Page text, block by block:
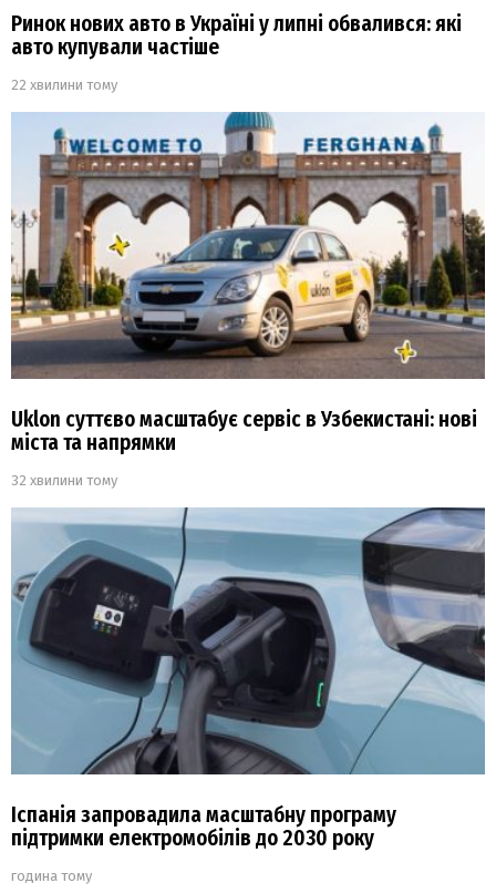
Ринок нових авто в Україні у липні обвалився: які
авто купували частіше
22 хвилини тому
Uklon суттєво масштабує сервіс в Узбекистані: нові
міста та напрямки
32 хвилини тому
Іспанія запровадила масштабну програму
підтримки електромобілів до 2030 року
година тому